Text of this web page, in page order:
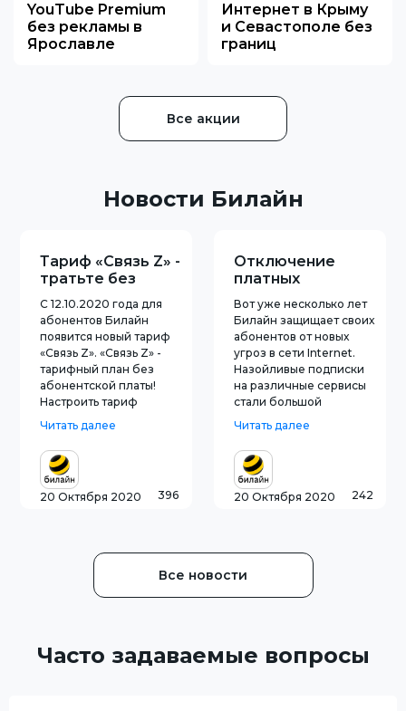
YouTube Premium
без рекламы в
Ярославле
Интернет в Крыму
и Севастополе без
границ
Все акции
Новости Билайн
Тариф «Связь Z» -
тратьте без
остатка!
С 12.10.2020 года для
абонентов Билайн
появится новый тариф
«Связь Z». «Связь Z» -
тарифный план без
абонентской платы!
Настроить тариф
каждый абонент сможет
так, как удобно именно
ему. При подключении
пользователи получат 1
ГБ интернета в подарок,
а также SMS и звонки на
Читать далее
20 Октября 2020 396
Отключение
платных
подписок от
Билайн в
Ярославле
Вот уже несколько лет
Билайн защищает своих
абонентов от новых
угроз в сети Internet.
Назойливые подписки
на различные сервисы
стали большой
проблемой. Большое
число имеющихся
сервисов на
оправдывают свое
описание, и вместо
заявленного контента
Читать далее
20 Октября 2020 242
Все новости
Часто задаваемые вопросы